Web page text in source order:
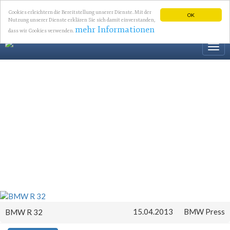
OK
Cookies erleichtern die Bereitstellung unserer Dienste. Mit der
Nutzung unserer Dienste erklären Sie sich damit einverstanden,
dass wir Cookies verwenden.mehr Informationen
BMW R 32 15.04.2013 BMW Press